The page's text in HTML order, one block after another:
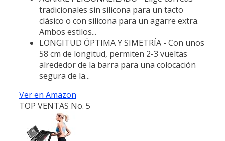
tradicionales sin silicona para un tacto
clásico o con silicona para un agarre extra.
Ambos estilos...
LONGITUD ÓPTIMA Y SIMETRÍA - Con unos
58 cm de longitud, permiten 2-3 vueltas
alrededor de la barra para una colocación
segura de la...
Ver en Amazon
TOP VENTAS No. 5